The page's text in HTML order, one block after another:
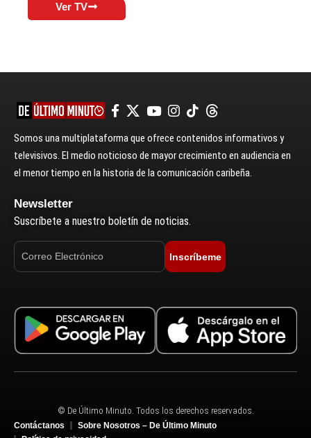
Ver TV
Somos una multiplataforma que ofrece contenidos informativos y
televisivos. El medio noticioso de mayor crecimiento en audiencia en
el menor tiempo en la historia de la comunicación caribeña.
Newsletter
Suscríbete a nuestro boletín de noticias.
Inscríbeme
© De Último Minuto. Todos los derechos reservados.
Contáctanos
Sobre Nosotros – De Último Minuto